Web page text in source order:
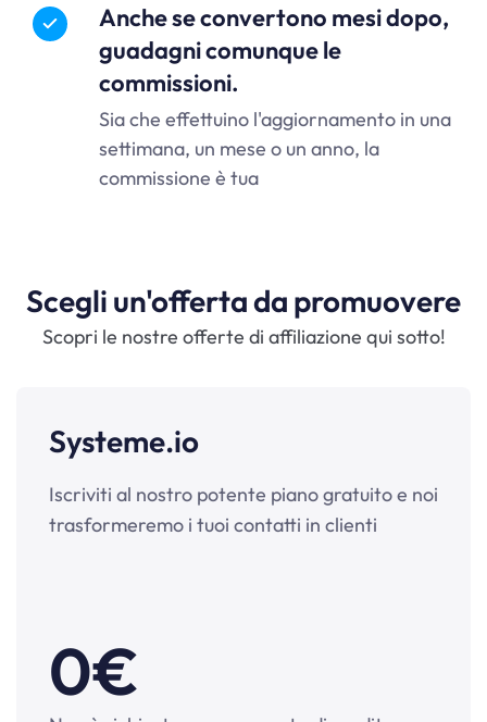
Anche se convertono mesi dopo,
guadagni comunque le
commissioni.
Sia che effettuino l'aggiornamento in una
settimana, un mese o un anno, la
commissione è tua
Scegli un'offerta da promuovere
Scopri le nostre offerte di affiliazione qui sotto!
Systeme.io
Iscriviti al nostro potente piano gratuito e noi
trasformeremo i tuoi contatti in clienti
0€